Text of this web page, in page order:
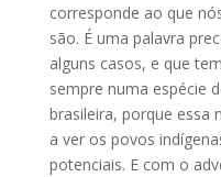
corresponde ao que
são. É uma palavra
alguns casos, e que
sempre numa espécie
brasileira, porque essa
a ver os povos
potenciais. E com o